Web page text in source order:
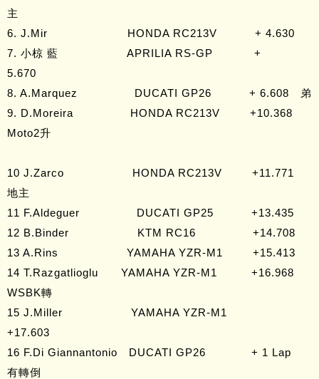
主
6. J.Mir HONDA RC213V + 4.630
7. 小椋 藍 APRILIA RS-GP +
5.670
8. A.Marquez DUCATI GP26 + 6.608 弟
9. D.Moreira HONDA RC213V +10.368
Moto2升
10 J.Zarco HONDA RC213V +11.771
地主
11 F.Aldeguer DUCATI GP25 +13.435
12 B.Binder KTM RC16 +14.708
13 A.Rins YAMAHA YZR-M1 +15.413
14 T.Razgatlioglu YAMAHA YZR-M1 +16.968
WSBK轉
15 J.Miller YAMAHA YZR-M1
+17.603
16 F.Di Giannantonio DUCATI GP26 + 1 Lap
有轉倒